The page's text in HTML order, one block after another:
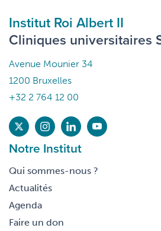
Institut Roi Albert II
Cliniques universitaires
Avenue Mounier 34
1200 Bruxelles
+32 2 764 12 00
Notre Institut
Qui sommes-nous ?
Actualités
Agenda
Faire un don